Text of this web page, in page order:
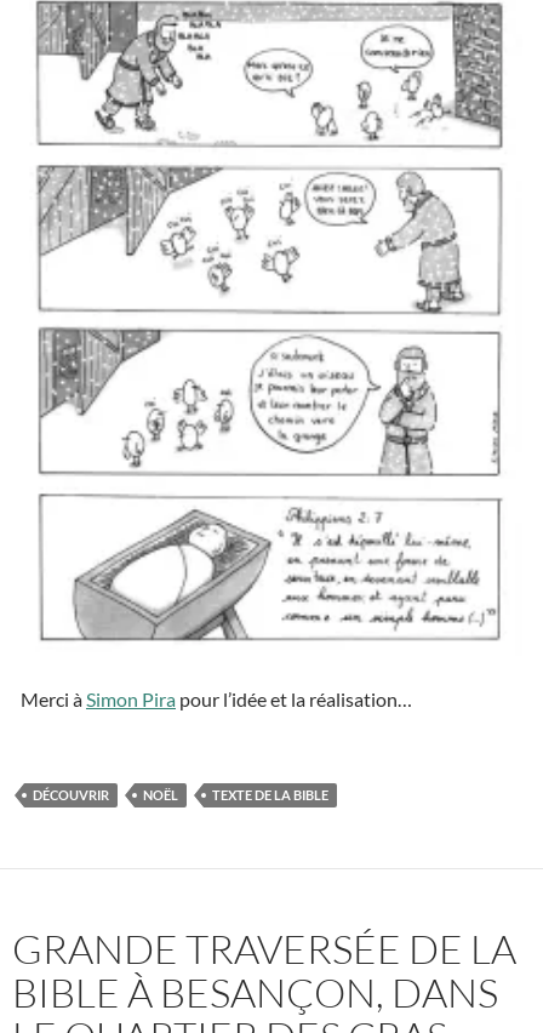
Merci àSimon Pira pour l’idée et la réalisation…
DÉCOUVRIR NOËL TEXTE DE LA BIBLE
GRANDE TRAVERSÉE DE LA
BIBLE À BESANÇON, DANS